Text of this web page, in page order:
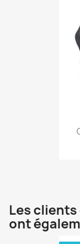
Les
ont